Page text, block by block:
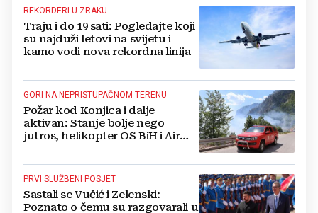
REKORDERI U ZRAKU
Traju i do 19 sati: Pogledajte koji
su najduži letovi na svijetu i
kamo vodi nova rekordna linija
GORI NA NEPRISTUPAČNOM TERENU
Požar kod Konjica i dalje
aktivan: Stanje bolje nego
jutros, helikopter OS BiH i Air
PRVI SLUŽBENI POSJET
Sastali se Vučić i Zelenski:
Poznato o čemu su razgovarali u